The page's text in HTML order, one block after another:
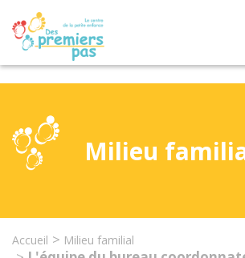
Milieu
Accueil Milieu familial